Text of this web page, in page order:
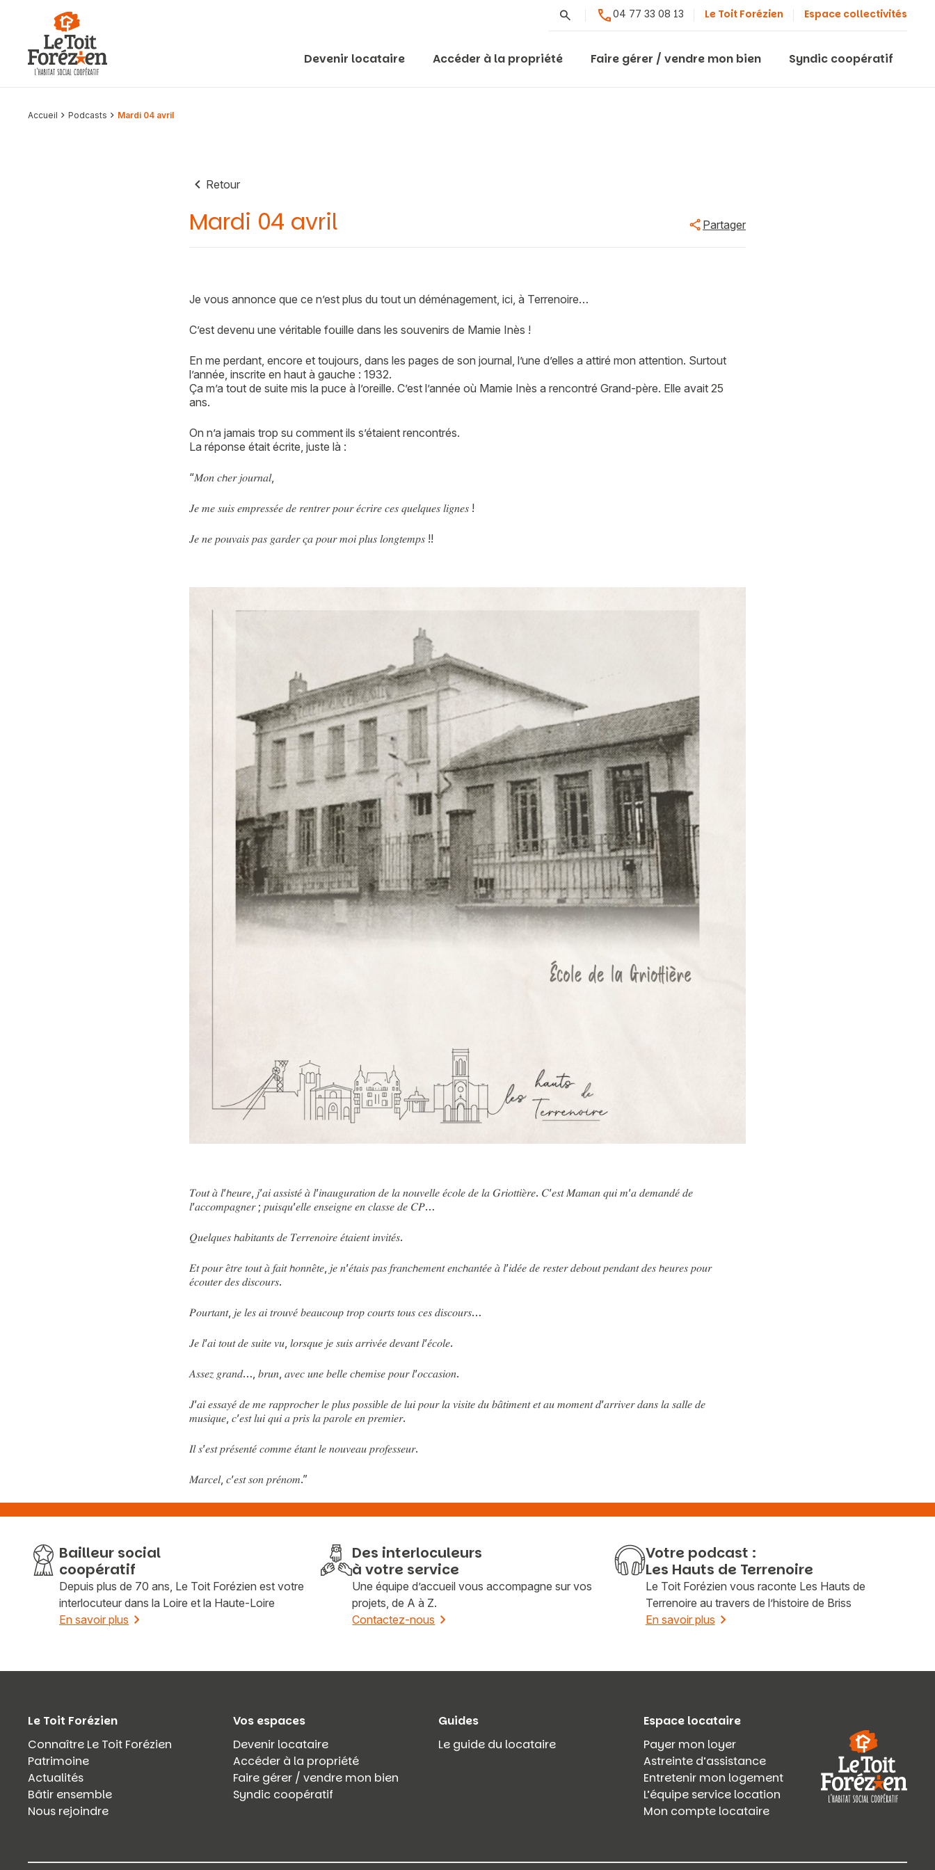
Aller au contenu Rechercher04 77 33 08 13 Le Toit Forézien Espace collectivités
Devenir locataire Accéder à la propriété Faire gérer / vendre mon bien Syndic coopératif
Rechercher
Accueil Podcasts Mardi 04 avril
Retour
Mardi 04 avril Partager
Je vous annonce que ce n’est plus du tout un déménagement, ici, à Terrenoire…
C’est devenu une véritable fouille dans les souvenirs de Mamie Inès !
En me perdant, encore et toujours, dans les pages de son journal, l’une d’elles a attiré mon attention. Surtout
l’année, inscrite en haut à gauche : 1932.
Ça m’a tout de suite mis la puce à l’oreille. C’est l’année où Mamie Inès a rencontré Grand-père. Elle avait 25
ans.
On n’a jamais trop su comment ils s’étaient rencontrés.
La réponse était écrite, juste là :
“𝑀𝑜𝑛 𝑐𝘩𝑒𝑟 𝑗𝑜𝑢𝑟𝑛𝑎𝑙,
𝐽𝑒 𝑚𝑒 𝑠𝑢𝑖𝑠 𝑒𝑚𝑝𝑟𝑒𝑠𝑠𝑒́𝑒 𝑑𝑒 𝑟𝑒𝑛𝑡𝑟𝑒𝑟 𝑝𝑜𝑢𝑟 𝑒́𝑐𝑟𝑖𝑟𝑒 𝑐𝑒𝑠 𝑞𝑢𝑒𝑙𝑞𝑢𝑒𝑠 𝑙𝑖𝑔𝑛𝑒𝑠 !
𝐽𝑒 𝑛𝑒 𝑝𝑜𝑢𝑣𝑎𝑖𝑠 𝑝𝑎𝑠 𝑔𝑎𝑟𝑑𝑒𝑟 𝑐̧𝑎 𝑝𝑜𝑢𝑟 𝑚𝑜𝑖 𝑝𝑙𝑢𝑠 𝑙𝑜𝑛𝑔𝑡𝑒𝑚𝑝𝑠 !!
𝑇𝑜𝑢𝑡 𝑎̀ 𝑙’𝘩𝑒𝑢𝑟𝑒, 𝑗’𝑎𝑖 𝑎𝑠𝑠𝑖𝑠𝑡𝑒́ 𝑎̀ 𝑙’𝑖𝑛𝑎𝑢𝑔𝑢𝑟𝑎𝑡𝑖𝑜𝑛 𝑑𝑒 𝑙𝑎 𝑛𝑜𝑢𝑣𝑒𝑙𝑙𝑒 𝑒́𝑐𝑜𝑙𝑒 𝑑𝑒 𝑙𝑎 𝐺𝑟𝑖𝑜𝑡𝑡𝑖𝑒̀𝑟𝑒. 𝐶’𝑒𝑠𝑡 𝑀𝑎𝑚𝑎𝑛 𝑞𝑢𝑖 𝑚’𝑎 𝑑𝑒𝑚𝑎𝑛𝑑𝑒́ 𝑑𝑒
𝑙’𝑎𝑐𝑐𝑜𝑚𝑝𝑎𝑔𝑛𝑒𝑟 ; 𝑝𝑢𝑖𝑠𝑞𝑢’𝑒𝑙𝑙𝑒 𝑒𝑛𝑠𝑒𝑖𝑔𝑛𝑒 𝑒𝑛 𝑐𝑙𝑎𝑠𝑠𝑒 𝑑𝑒 𝐶𝑃…
𝑄𝑢𝑒𝑙𝑞𝑢𝑒𝑠 𝘩𝑎𝑏𝑖𝑡𝑎𝑛𝑡𝑠 𝑑𝑒 𝑇𝑒𝑟𝑟𝑒𝑛𝑜𝑖𝑟𝑒 𝑒́𝑡𝑎𝑖𝑒𝑛𝑡 𝑖𝑛𝑣𝑖𝑡𝑒́𝑠.
𝐸𝑡 𝑝𝑜𝑢𝑟 𝑒̂𝑡𝑟𝑒 𝑡𝑜𝑢𝑡 𝑎̀ 𝑓𝑎𝑖𝑡 𝘩𝑜𝑛𝑛𝑒̂𝑡𝑒, 𝑗𝑒 𝑛’𝑒́𝑡𝑎𝑖𝑠 𝑝𝑎𝑠 𝑓𝑟𝑎𝑛𝑐𝘩𝑒𝑚𝑒𝑛𝑡 𝑒𝑛𝑐𝘩𝑎𝑛𝑡𝑒́𝑒 𝑎̀ 𝑙’𝑖𝑑𝑒́𝑒 𝑑𝑒 𝑟𝑒𝑠𝑡𝑒𝑟 𝑑𝑒𝑏𝑜𝑢𝑡 𝑝𝑒𝑛𝑑𝑎𝑛𝑡 𝑑𝑒𝑠 𝘩𝑒𝑢𝑟𝑒𝑠 𝑝𝑜𝑢𝑟
𝑒́𝑐𝑜𝑢𝑡𝑒𝑟 𝑑𝑒𝑠 𝑑𝑖𝑠𝑐𝑜𝑢𝑟𝑠.
𝑃𝑜𝑢𝑟𝑡𝑎𝑛𝑡, 𝑗𝑒 𝑙𝑒𝑠 𝑎𝑖 𝑡𝑟𝑜𝑢𝑣𝑒́ 𝑏𝑒𝑎𝑢𝑐𝑜𝑢𝑝 𝑡𝑟𝑜𝑝 𝑐𝑜𝑢𝑟𝑡𝑠 𝑡𝑜𝑢𝑠 𝑐𝑒𝑠 𝑑𝑖𝑠𝑐𝑜𝑢𝑟𝑠…
𝐽𝑒 𝑙’𝑎𝑖 𝑡𝑜𝑢𝑡 𝑑𝑒 𝑠𝑢𝑖𝑡𝑒 𝑣𝑢, 𝑙𝑜𝑟𝑠𝑞𝑢𝑒 𝑗𝑒 𝑠𝑢𝑖𝑠 𝑎𝑟𝑟𝑖𝑣𝑒́𝑒 𝑑𝑒𝑣𝑎𝑛𝑡 𝑙’𝑒́𝑐𝑜𝑙𝑒.
𝐴𝑠𝑠𝑒𝑧 𝑔𝑟𝑎𝑛𝑑…, 𝑏𝑟𝑢𝑛, 𝑎𝑣𝑒𝑐 𝑢𝑛𝑒 𝑏𝑒𝑙𝑙𝑒 𝑐𝘩𝑒𝑚𝑖𝑠𝑒 𝑝𝑜𝑢𝑟 𝑙’𝑜𝑐𝑐𝑎𝑠𝑖𝑜𝑛.
𝐽’𝑎𝑖 𝑒𝑠𝑠𝑎𝑦𝑒́ 𝑑𝑒 𝑚𝑒 𝑟𝑎𝑝𝑝𝑟𝑜𝑐𝘩𝑒𝑟 𝑙𝑒 𝑝𝑙𝑢𝑠 𝑝𝑜𝑠𝑠𝑖𝑏𝑙𝑒 𝑑𝑒 𝑙𝑢𝑖 𝑝𝑜𝑢𝑟 𝑙𝑎 𝑣𝑖𝑠𝑖𝑡𝑒 𝑑𝑢 𝑏𝑎̂𝑡𝑖𝑚𝑒𝑛𝑡 𝑒𝑡 𝑎𝑢 𝑚𝑜𝑚𝑒𝑛𝑡 𝑑’𝑎𝑟𝑟𝑖𝑣𝑒𝑟 𝑑𝑎𝑛𝑠 𝑙𝑎 𝑠𝑎𝑙𝑙𝑒 𝑑𝑒
𝑚𝑢𝑠𝑖𝑞𝑢𝑒, 𝑐’𝑒𝑠𝑡 𝑙𝑢𝑖 𝑞𝑢𝑖 𝑎 𝑝𝑟𝑖𝑠 𝑙𝑎 𝑝𝑎𝑟𝑜𝑙𝑒 𝑒𝑛 𝑝𝑟𝑒𝑚𝑖𝑒𝑟.
𝐼𝑙 𝑠’𝑒𝑠𝑡 𝑝𝑟𝑒́𝑠𝑒𝑛𝑡𝑒́ 𝑐𝑜𝑚𝑚𝑒 𝑒́𝑡𝑎𝑛𝑡 𝑙𝑒 𝑛𝑜𝑢𝑣𝑒𝑎𝑢 𝑝𝑟𝑜𝑓𝑒𝑠𝑠𝑒𝑢𝑟.
𝑀𝑎𝑟𝑐𝑒𝑙, 𝑐’𝑒𝑠𝑡 𝑠𝑜𝑛 𝑝𝑟𝑒́𝑛𝑜𝑚.”
Bailleur social
coopératif
Depuis plus de 70 ans, Le Toit Forézien est votre
interlocuteur dans la Loire et la Haute-Loire
En savoir plus
Des interloculeurs
à votre service
Une équipe d’accueil vous accompagne sur vos
projets, de A à Z.
Contactez-nous
Votre podcast :
Les Hauts de Terrenoire
Le Toit Forézien vous raconte Les Hauts de
Terrenoire au travers de l’histoire de Briss
En savoir plus
Le Toit Forézien
Connaître Le Toit Forézien
Patrimoine
Actualités
Bâtir ensemble
Nous rejoindre
Vos espaces
Devenir locataire
Accéder à la propriété
Faire gérer / vendre mon bien
Syndic coopératif
Guides
Le guide du locataire
Espace locataire
Payer mon loyer
Astreinte d’assistance
Entretenir mon logement
L’équipe service location
Mon compte locataire